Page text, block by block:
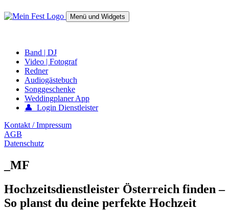
zum
Menü und Widgets
Band | DJ
Video | Fotograf
Redner
Audiogästebuch
Songgeschenke
Weddingplaner App
👤 Login Dienstleister
Kontakt / Impressum
AGB
Datenschutz
_MF
Hochzeitsdienstleister Österreich finden –
So planst du deine perfekte Hochzeit